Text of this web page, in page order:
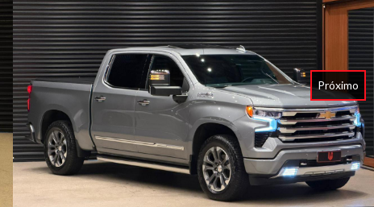
Próximo